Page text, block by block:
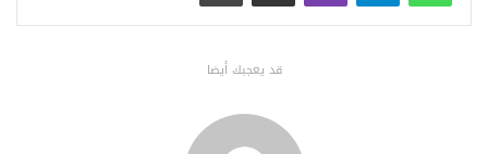
قد يعجبك أيضا